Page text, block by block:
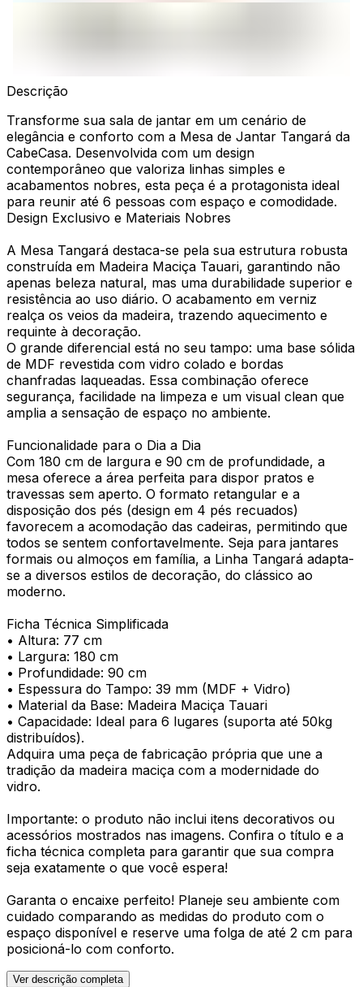
Descrição
Transforme sua sala de jantar em um cenário de
elegância e conforto com a Mesa de Jantar Tangará da
CabeCasa. Desenvolvida com um design
contemporâneo que valoriza linhas simples e
acabamentos nobres, esta peça é a protagonista ideal
para reunir até 6 pessoas com espaço e comodidade.
Design Exclusivo e Materiais Nobres
A Mesa Tangará destaca-se pela sua estrutura robusta
construída em Madeira Maciça Tauari, garantindo não
apenas beleza natural, mas uma durabilidade superior e
resistência ao uso diário. O acabamento em verniz
realça os veios da madeira, trazendo aquecimento e
requinte à decoração.
O grande diferencial está no seu tampo: uma base sólida
de MDF revestida com vidro colado e bordas
chanfradas laqueadas. Essa combinação oferece
segurança, facilidade na limpeza e um visual clean que
amplia a sensação de espaço no ambiente.
Funcionalidade para o Dia a Dia
Com 180 cm de largura e 90 cm de profundidade, a
mesa oferece a área perfeita para dispor pratos e
travessas sem aperto. O formato retangular e a
disposição dos pés (design em 4 pés recuados)
favorecem a acomodação das cadeiras, permitindo que
todos se sentem confortavelmente. Seja para jantares
formais ou almoços em família, a Linha Tangará adapta-
se a diversos estilos de decoração, do clássico ao
moderno.
Ficha Técnica Simplificada
• Altura: 77 cm
• Largura: 180 cm
• Profundidade: 90 cm
• Espessura do Tampo: 39 mm (MDF + Vidro)
• Material da Base: Madeira Maciça Tauari
• Capacidade: Ideal para 6 lugares (suporta até 50kg
distribuídos).
Adquira uma peça de fabricação própria que une a
tradição da madeira maciça com a modernidade do
vidro.
Importante: o produto não inclui itens decorativos ou
acessórios mostrados nas imagens. Confira o título e a
ficha técnica completa para garantir que sua compra
seja exatamente o que você espera!
Garanta o encaixe perfeito! Planeje seu ambiente com
cuidado comparando as medidas do produto com o
espaço disponível e reserve uma folga de até 2 cm para
posicioná-lo com conforto.
Ver descrição completa